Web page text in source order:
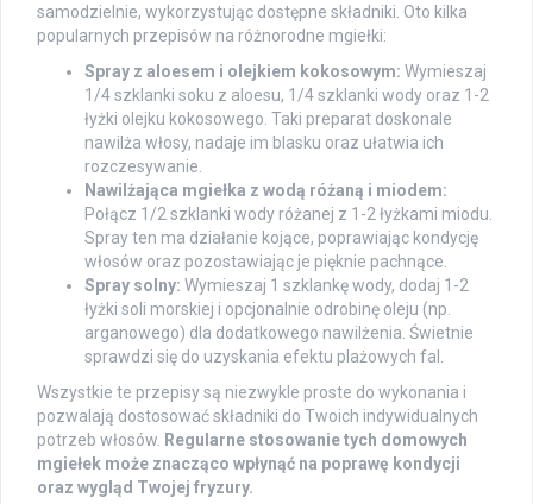
samodzielnie, wykorzystując dostępne składniki. Oto kilka
popularnych przepisów na różnorodne mgiełki:
Spray z aloesem i olejkiem kokosowym: Wymieszaj
1/4 szklanki soku z aloesu, 1/4 szklanki wody oraz 1-2
łyżki olejku kokosowego. Taki preparat doskonale
nawilża włosy, nadaje im blasku oraz ułatwia ich
rozczesywanie.
Nawilżająca mgiełka z wodą różaną i miodem:
Połącz 1/2 szklanki wody różanej z 1-2 łyżkami miodu.
Spray ten ma działanie kojące, poprawiając kondycję
włosów oraz pozostawiając je pięknie pachnące.
Spray solny: Wymieszaj 1 szklankę wody, dodaj 1-2
łyżki soli morskiej i opcjonalnie odrobinę oleju (np.
arganowego) dla dodatkowego nawilżenia. Świetnie
sprawdzi się do uzyskania efektu plażowych fal.
Wszystkie te przepisy są niezwykle proste do wykonania i
pozwalają dostosować składniki do Twoich indywidualnych
potrzeb włosów. Regularne stosowanie tych domowych
mgiełek może znacząco wpłynąć na poprawę kondycji
oraz wygląd Twojej fryzury.